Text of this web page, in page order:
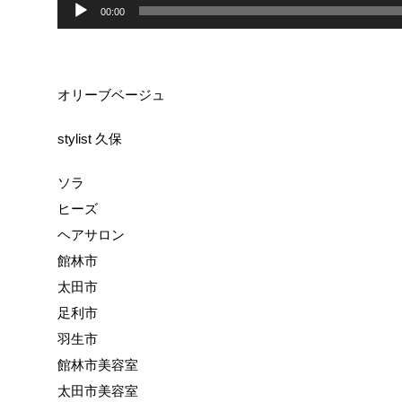
00:00
オリーブベージュ
stylist 久保
ソラ
ヒーズ
ヘアサロン
館林市
太田市
足利市
羽生市
館林市美容室
太田市美容室